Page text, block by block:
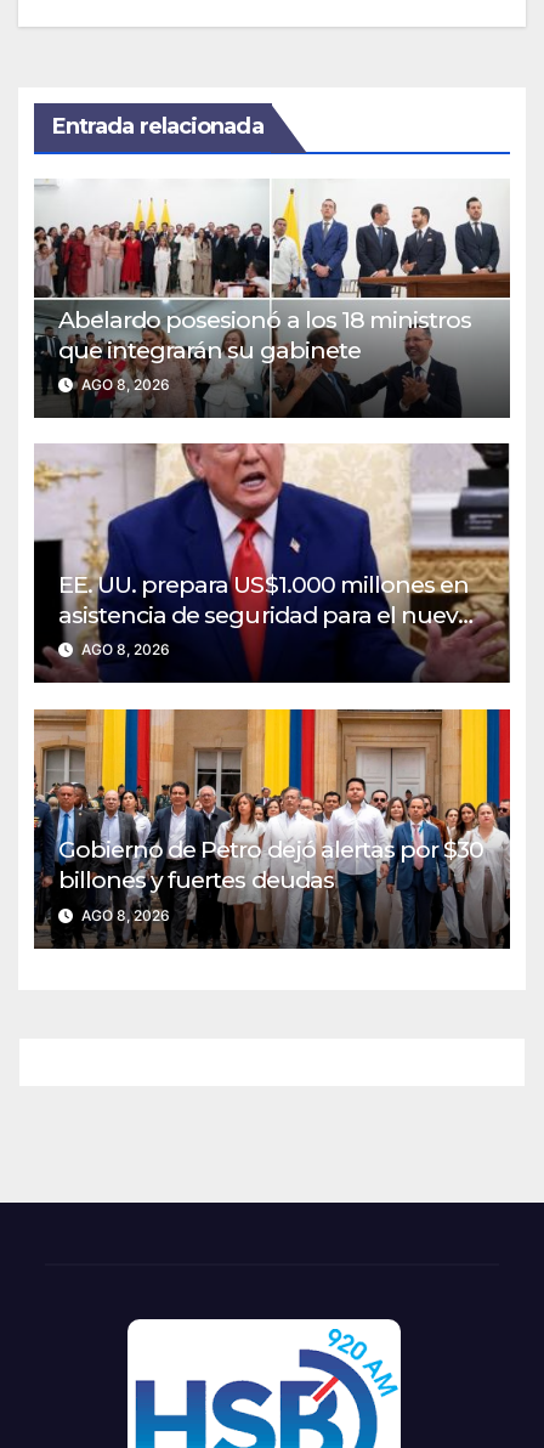
Entrada relacionada
Abelardo posesionó a los 18 ministros
que integrarán su gabinete
AGO 8, 2026
EE. UU. prepara US$1.000 millones en
asistencia de seguridad para el nuevo
Gobierno de Colombia
AGO 8, 2026
Gobierno de Petro dejó alertas por $30
billones y fuertes deudas
AGO 8, 2026